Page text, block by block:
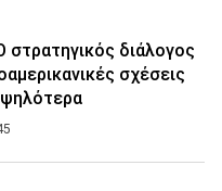
στρατηγικός διάλογος
σχέσεις